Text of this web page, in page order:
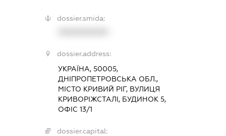
dossier.smida:
dossier.address:
УКРАЇНА, 50005,
ДНІПРОПЕТРОВСЬКА ОБЛ.,
МІСТО КРИВИЙ РІГ, ВУЛИЦЯ
КРИВОРІЖСТАЛІ, БУДИНОК 5,
ОФІС 13/1
dossier.capital: